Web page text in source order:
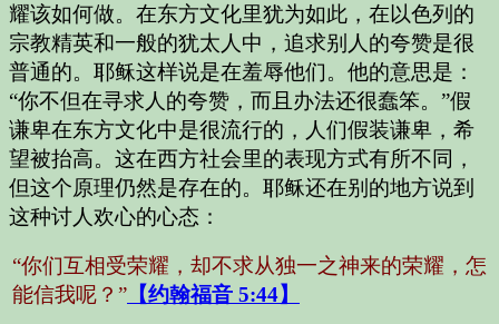
耀该如何做。在东方文化里犹为如此，在以色列的
宗教精英和一般的犹太人中，追求别人的夸赞是很
普通的。耶稣这样说是在羞辱他们。他的意思是：
“你不但在寻求人的夸赞，而且办法还很蠢笨。”假
谦卑在东方文化中是很流行的，人们假装谦卑，希
望被抬高。这在西方社会里的表现方式有所不同，
但这个原理仍然是存在的。耶稣还在别的地方说到
这种讨人欢心的心态：
“你们互相受荣耀，却不求从独一之神来的荣耀，怎
能信我呢？” 【约翰福音 5:44】